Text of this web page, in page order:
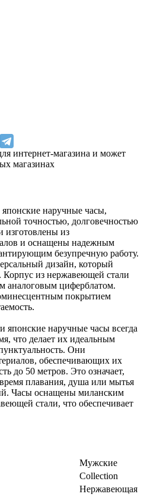
интернет-магазина и может
магазинах
наручные часы,
точностью, долговечностью
изготовлены из
и оснащены надежным
безупречную работу.
дизайн, который
Корпус из нержавеющей стали
аналоговым циферблатом.
покрытием
японские наручные часы всегда
что делает их идеальным
Они
обеспечивающих их
до 50 метров. Это означает,
плавания, душа или мытья
Часы оснащены миланским
стали, что обеспечивает
Мужские
Collection
Нержавеющая